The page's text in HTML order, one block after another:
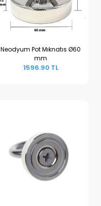
Sepete Ekle
Neodyum Pot Mıknatıs Ø60
mm
1596.90 TL